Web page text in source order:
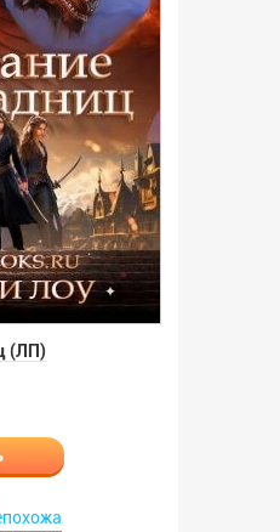
(ЛП)